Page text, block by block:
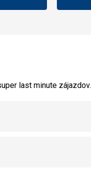
last minute zájazdov.